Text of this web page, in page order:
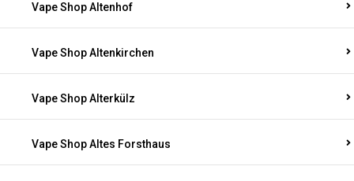
Vape Shop Altenhof
Vape Shop Altenkirchen
Vape Shop Alterkülz
Vape Shop Altes Forsthaus